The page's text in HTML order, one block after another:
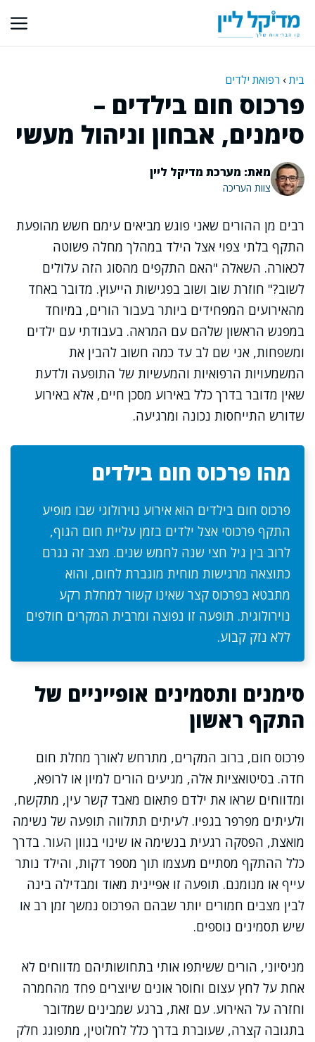
לתוכן
בית› רפואת ילדים
פרכוס חום בילדים –
סימנים, אבחון וניהול מעשי
מאת: מערכת מדיקל ליין
צוות העריכה
רבים מן ההורים שאני פוגש מביאים עימם חשש מהופעת
התקף בלתי צפוי אצל הילד במהלך מחלה פשוטה
לכאורה. השאלה "האם התקפים מהסוג הזה עלולים
לשוב?" חוזרת שוב ושוב בפגישות הייעוץ. מדובר באחד
מהאירועים המפחידים ביותר בעבור הורים, במיוחד
במפגש הראשון שלהם עם המראה. בעבודתי עם ילדים
ומשפחות, אני שם לב עד כמה חשוב להבין את
המשמעויות הרפואיות והמעשיות של התופעה ולדעת
שאין מדובר בדרך כלל באירוע מסכן חיים, אלא באירוע
שדורש התייחסות נכונה ומרגיעה.
מהו פרכוס חום בילדים
פרכוס חום בילדים הוא אירוע נוירולוגי שבו מופיע
התקף פרכוסי אצל ילדים בזמן עליית חום הגוף,
לרוב בין גיל חצי שנה לחמש שנים. מצב זה נגרם
כתוצאה מרגישות מוחית מוגברת לחום, והוא
מתבטא בפרכוס קצר שאינו קשור למחלת רקע
נוירולוגית. תופעה זו נפוצה ומרבית המקרים חולפים
ללא נזק קבוע.
סימנים ותסמינים אופייניים של
התקף ראשון
פרכוס חום, ברוב המקרים, מתרחש לאורך מחלת חום
חדה. בסיטואציות אלה, מגיעים הורים למיון או לרופא,
ומדווחים שראו את ילדם פתאום מאבד קשר עין, מתקשח,
ולעיתים מפרפר בגפיו. לעיתים תתלווה תופעה של נשימה
מואצת, הפסקה רגעית בנשימה או שינוי בגוון העור. בדרך
כלל ההתקף מסתיים מעצמו תוך מספר דקות, והילד נותר
עייף או מנומנם. תופעה זו אפיינית מאוד ומבדילה בינה
לבין מצבים חמורים יותר שבהם הפרכוס נמשך זמן רב או
שיש תסמינים נוספים.
מניסיוני, הורים ששיתפו אותי בתחושותיהם מדווחים לא
אחת על לחץ עצום וחוסר אונים שיוצרים פחד מהחמרה
וחזרה על האירוע. עם זאת, ברגע שמבינים שמדובר
בתגובה קצרה, שעוברת בדרך כלל לחלוטין, מתפוגג חלק